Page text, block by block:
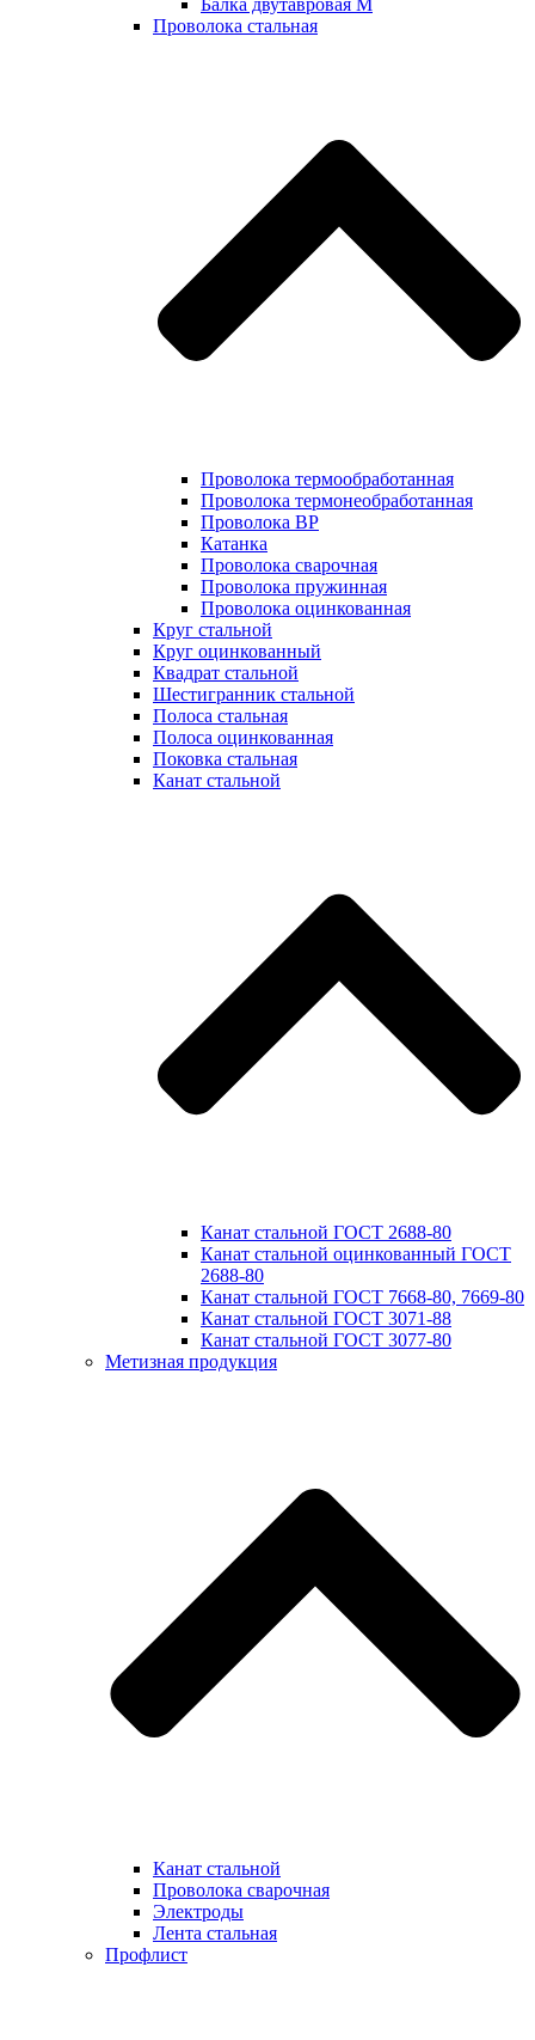
Балка двутавровая М
Проволока стальная
Проволока термообработанная
Проволока термонеобработанная
Проволока ВР
Катанка
Проволока сварочная
Проволока пружинная
Проволока оцинкованная
Круг стальной
Круг оцинкованный
Квадрат стальной
Шестигранник стальной
Полоса стальная
Полоса оцинкованная
Поковка стальная
Канат стальной
Канат стальной ГОСТ 2688-80
Канат стальной оцинкованный ГОСТ
2688-80
Канат стальной ГОСТ 7668-80, 7669-80
Канат стальной ГОСТ 3071-88
Канат стальной ГОСТ 3077-80
Метизная продукция
Канат стальной
Проволока сварочная
Электроды
Лента стальная
Профлист